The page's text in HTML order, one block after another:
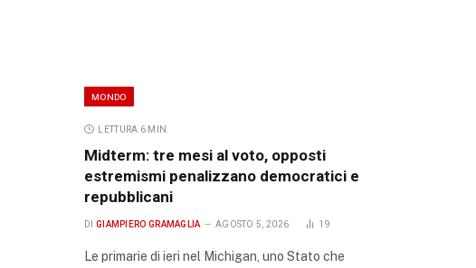
MONDO
LETTURA 6 MIN.
Midterm: tre mesi al voto, opposti
estremismi penalizzano democratici e
repubblicani
DI GIAMPIERO GRAMAGLIA AGOSTO 5, 2026 19
Le primarie di ieri nel Michigan, uno Stato che